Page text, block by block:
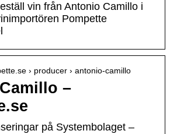
vin från Antonio Camillo i
Pompette
› producer › antonio-camillo
–
på Systembolaget –